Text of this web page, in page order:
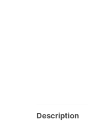
Description